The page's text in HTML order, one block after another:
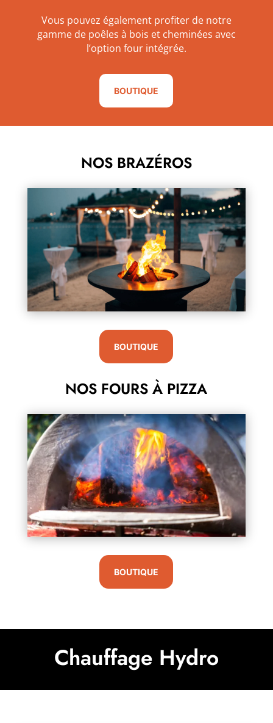
Vous pouvez également profiter de notre
gamme de poêles à bois et cheminées avec
l’option four intégrée.
BOUTIQUE
NOS BRAZÉROS
BOUTIQUE
NOS FOURS À PIZZA
BOUTIQUE
Chauffage Hydro